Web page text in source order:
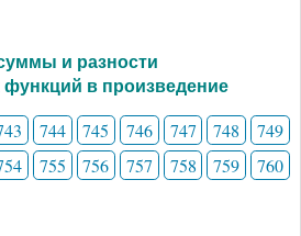
и разности
функций в произведение
744 745 746 747 748
749
755 756 757 758 759
760